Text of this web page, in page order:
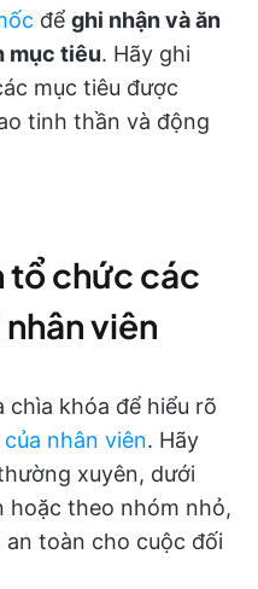
để ghi nhận và ăn
mục tiêu. Hãy ghi
mục tiêu được
tinh thần và động
tổ chức các
viên
chìa khóa để hiểu rõ
nhân viên. Hãy
xuyên, dưới
hoặc theo nhóm nhỏ,
toàn cho cuộc đối